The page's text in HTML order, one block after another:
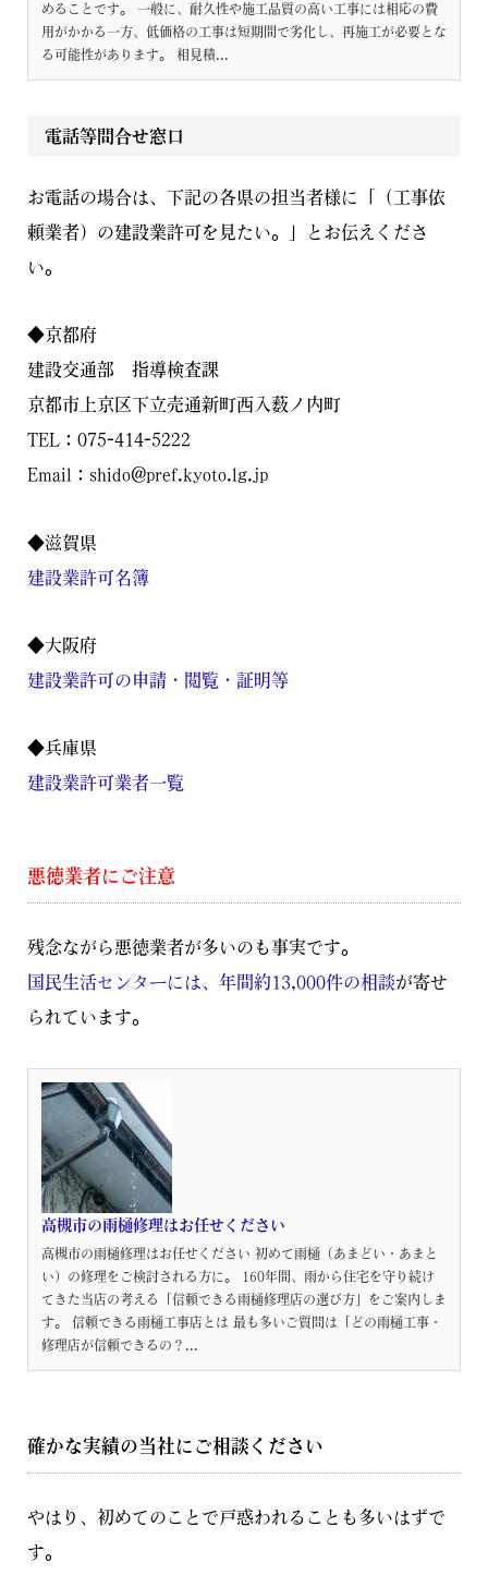
めることです。 一般に、耐久性や施工品質の高い工事には相応の費
用がかかる一方、低価格の工事は短期間で劣化し、再施工が必要とな
る可能性があります。 相見積...
電話等問合せ窓口
お電話の場合は、下記の各県の担当者様に「（工事依
頼業者）の建設業許可を見たい。」とお伝えくださ
い。
◆京都府
建設交通部 指導検査課
京都市上京区下立売通新町西入薮ノ内町
TEL：075-414-5222
Email：shido@pref.kyoto.lg.jp
◆滋賀県
建設業許可名簿
◆大阪府
建設業許可の申請・閲覧・証明等
◆兵庫県
建設業許可業者一覧
悪徳業者にご注意
残念ながら悪徳業者が多いのも事実です。
国民生活センターには、年間約13,000件の相談が寄せ
られています。
高槻市の雨樋修理はお任せください
高槻市の雨樋修理はお任せください 初めて雨樋（あまどい・あまと
い）の修理をご検討される方に。 160年間、雨から住宅を守り続け
てきた当店の考える「信頼できる雨樋修理店の選び方」をご案内しま
す。 信頼できる雨樋工事店とは 最も多いご質問は「どの雨樋工事・
修理店が信頼できるの？...
確かな実績の当社にご相談ください
やはり、初めてのことで戸惑われることも多いはずで
す。